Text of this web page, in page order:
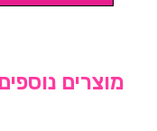
מוצרים